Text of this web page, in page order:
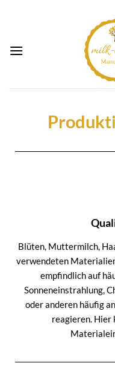
Blüten, Muttermilch,
verwendeten
empfindlich auf
Sonneneinstrahlung,
oder anderen häufig
reagieren. Hier